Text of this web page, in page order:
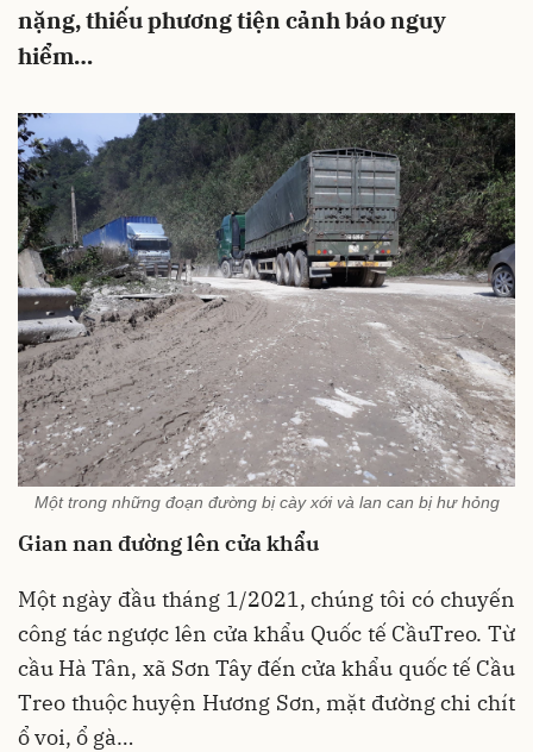
nặng, thiếu phương tiện cảnh báo nguy
hiểm…
Một trong những đoạn đường bị cày xới và lan can bị hư hỏng
Gian nan đường lên cửa khẩu
Một ngày đầu tháng 1/2021, chúng tôi có chuyến
công tác ngược lên cửa khẩu Quốc tế CầuTreo. Từ
cầu Hà Tân, xã Sơn Tây đến cửa khẩu quốc tế Cầu
Treo thuộc huyện Hương Sơn, mặt đường chi chít
ổ voi, ổ gà…